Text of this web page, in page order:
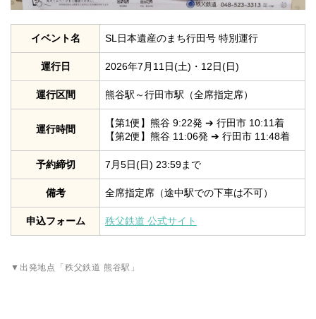
イベント名 SL日本遺産のまち行田号 特別運行
運行日 2026年7月11日(土)・12日(日)
運行区間 熊谷駅～行田市駅（全席指定席）
運行時間
【第1便】熊谷 9:22発 ➔ 行田市 10:11着
【第2便】熊谷 11:06発 ➔ 行田市 11:48着
予約締切 7月5日(日) 23:59まで
備考 全席指定席（途中駅での下車は不可）
申込フォーム 秩父鉄道 公式サイト
▼出発地点「秩父鉄道 熊谷駅」